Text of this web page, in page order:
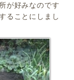
が好みなのです
ることにしまし